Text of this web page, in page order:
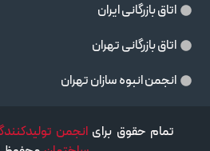
اتاق بازرگانی ایران
اتاق بازرگانی تهران
انجمن انبوه سازان تهران
تمام حقوق برای انجمن